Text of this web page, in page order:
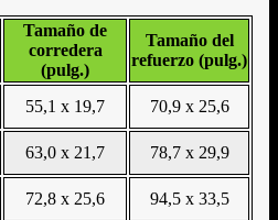
Tamaño de
corredera
(pulg.)
Tamaño del
refuerzo (pulg.)
55,1 x 19,7
70,9 x 25,6
63,0 x 21,7
78,7 x 29,9
72,8 x 25,6
94,5 x 33,5